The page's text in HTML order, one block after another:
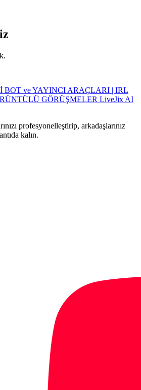
BOT ve YAYINCI ARAÇLARI | IRL
GÖRÜŞMELER LiveJix AI
profesyonelleştirip, arkadaşlarınız
kalın.